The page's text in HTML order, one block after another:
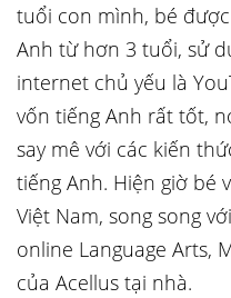
tuổi con mình, bé
Anh từ hơn 3 tuổi, sử
internet chủ yếu là
vốn tiếng Anh rất tốt,
say mê với các kiến
tiếng Anh. Hiện giờ bé
Việt Nam, song song
online Language Arts,
của Acellus tại nhà.